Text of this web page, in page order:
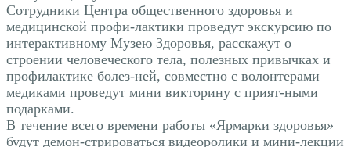
Сотрудники Центра общественного здоровья и
медицинской профи-лактики проведут экскурсию по
интерактивному Музею Здоровья, расскажут о
строении человеческого тела, полезных привычках и
профилактике болез-ней, совместно с волонтерами –
медиками проведут мини викторину с прият-ными
подарками.
В течение всего времени работы «Ярмарки здоровья»
будут демон-стрироваться видеоролики и мини-лекции